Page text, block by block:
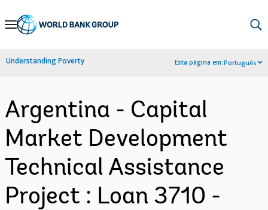
Skip
Navigation
Understanding Poverty Esta página em:Português
Argentina - Capital
Market Development
Technical Assistance
Project : Loan 3710 -